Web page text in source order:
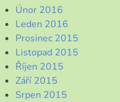
Únor 2016
Leden 2016
Prosinec 2015
Listopad 2015
Říjen 2015
Září 2015
Srpen 2015